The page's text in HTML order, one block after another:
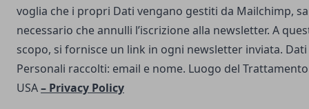
voglia che i propri Dati vengano gestiti da Mailchimp,
necessario che annulli l’iscrizione alla newsletter. A
scopo, si fornisce un link in ogni newsletter inviata. Dati
Personali raccolti: email e nome. Luogo del
USA– Privacy Policy